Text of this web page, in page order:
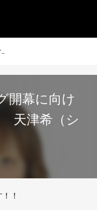
トヨタ自動車アンテロープス公式 ニュース
開幕に向け
天津希（シ
！